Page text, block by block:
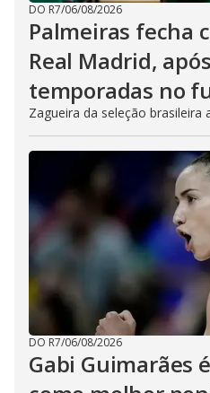
DO R7/06/08/2026
Palmeiras fecha
Real Madrid,
temporadas no
Zagueira da seleção brasileira
DO R7/06/08/2026
Gabi Guimarães